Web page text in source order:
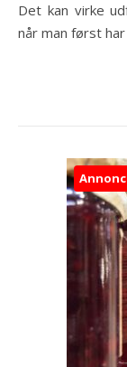
Det kan virke
når man først